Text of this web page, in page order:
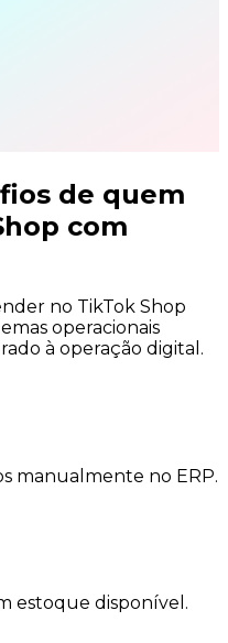
de quem
com
no TikTok Shop
operacionais
à operação digital.
manualmente no ERP.
estoque disponível.